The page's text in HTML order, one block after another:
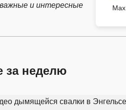
и интересные
Max
за неделю